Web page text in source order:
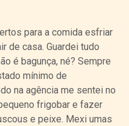
para a comida esfriar
de casa. Guardei tudo
é bagunça, né? Sempre
mínimo de
na agência me sentei no
frigobar e fazer
e peixe. Mexi umas